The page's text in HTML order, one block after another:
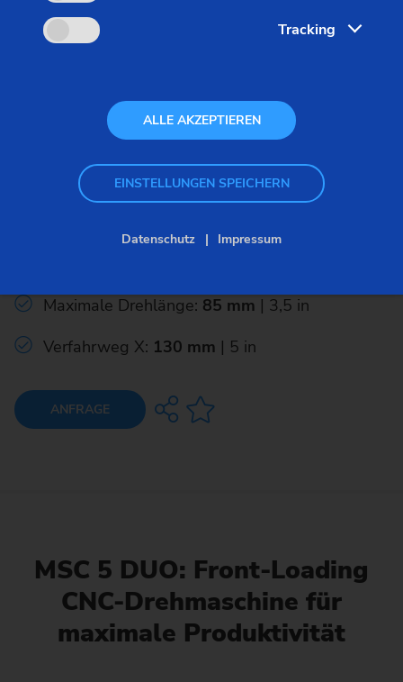
Classic – Futterteile – MSC
Maximale Drehlänge: 85 mm | 3,5 in
Verfahrweg X: 130 mm | 5 in
ANFRAGE
MSC 5 DUO: Front-Loading
CNC-Drehmaschine für
maximale Produktivität
Tracking
ALLE AKZEPTIEREN
EINSTELLUNGEN SPEICHERN
Datenschutz Impressum